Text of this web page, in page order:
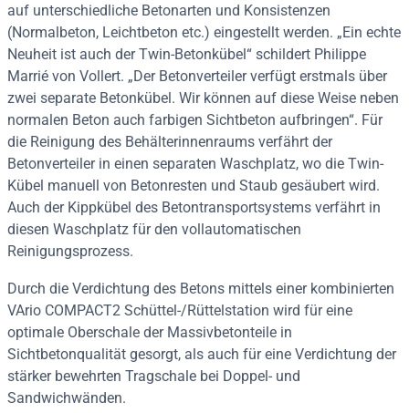
auf unterschiedliche Betonarten und Konsistenzen
(Normalbeton, Leichtbeton etc.) eingestellt werden. „Ein echte
Neuheit ist auch der Twin-Betonkübel“ schildert Philippe
Marrié von Vollert. „Der Betonverteiler verfügt erstmals über
zwei separate Betonkübel. Wir können auf diese Weise neben
normalen Beton auch farbigen Sichtbeton aufbringen“. Für
die Reinigung des Behälterinnenraums verfährt der
Betonverteiler in einen separaten Waschplatz, wo die Twin-
Kübel manuell von Betonresten und Staub gesäubert wird.
Auch der Kippkübel des Betontransportsystems verfährt in
diesen Waschplatz für den vollautomatischen
Reinigungsprozess.
Durch die Verdichtung des Betons mittels einer kombinierten
VArio COMPACT2 Schüttel-/Rüttelstation wird für eine
optimale Oberschale der Massivbetonteile in
Sichtbetonqualität gesorgt, als auch für eine Verdichtung der
stärker bewehrten Tragschale bei Doppel- und
Sandwichwänden.